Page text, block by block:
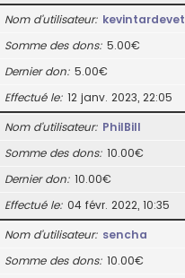
Nom d’utilisateur kevintardevet
Somme des dons 5.00€
Dernier don 5.00€
Effectué le 12 janv. 2023, 22:05
Nom d’utilisateur PhilBill
Somme des dons 10.00€
Dernier don 10.00€
Effectué le 04 févr. 2022, 10:35
Nom d’utilisateur sencha
Somme des dons 10.00€